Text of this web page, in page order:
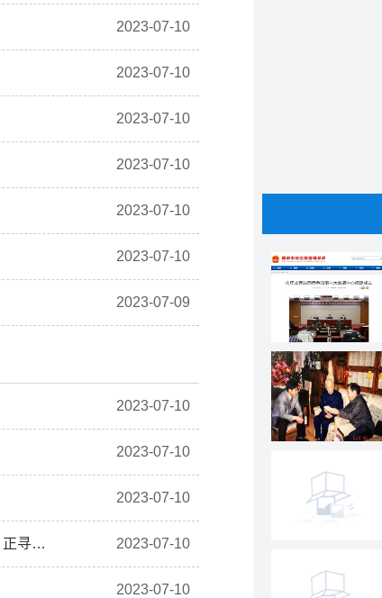
2023-07-10
2023-07-10
2023-07-10
2023-07-10
2023-07-10
2023-07-10
2023-07-09
2023-07-10
2023-07-10
2023-07-10
港股异动｜诺辉健康(06606)早盘持续走高涨超5% 幽幽管90天电商复购率23% 正寻求与更多电商平台合作 2023-07-10
2023-07-10